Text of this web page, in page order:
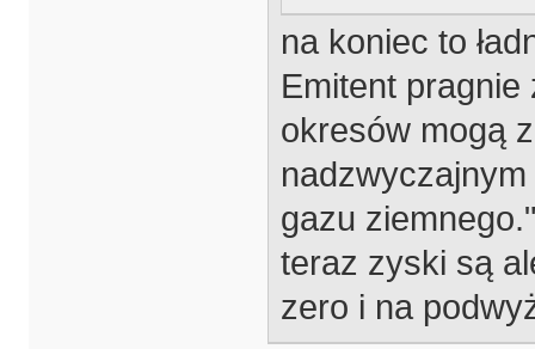
na koniec to
Emitent pragnie
okresów mogą
gazu ziemnego."
teraz zyski są
zero i na